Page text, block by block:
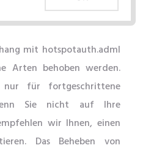
mit hotspotauth.adml
Arten behoben werden.
nur für fortgeschrittene
Sie nicht auf Ihre
wir Ihnen, einen
Das Beheben von